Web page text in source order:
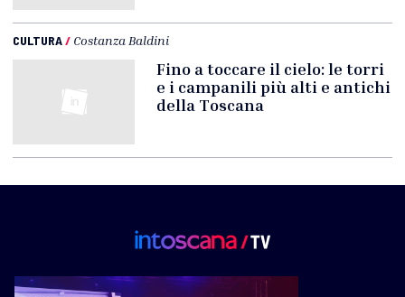
CULTURA/ Costanza Baldini
Fino a toccare il cielo: le torri
e i campanili più alti e antichi
della Toscana